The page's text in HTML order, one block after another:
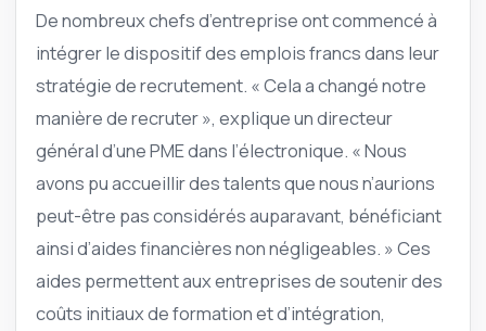
De nombreux chefs d’entreprise ont commencé à
intégrer le dispositif des emplois francs dans leur
stratégie de recrutement. « Cela a changé notre
manière de recruter », explique un directeur
général d’une PME dans l’électronique. « Nous
avons pu accueillir des talents que nous n’aurions
peut-être pas considérés auparavant, bénéficiant
ainsi d’aides financières non négligeables. » Ces
aides permettent aux entreprises de soutenir des
coûts initiaux de formation et d’intégration,